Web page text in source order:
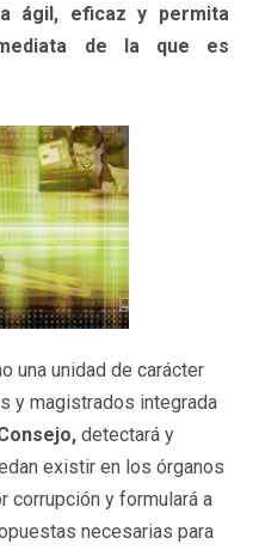
ágil, eficaz y permita
de la que es
una unidad de carácter
y magistrados integrada
detectará y
existir en los órganos
corrupción y formulará a
necesarias para